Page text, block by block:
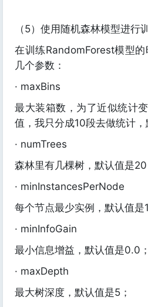
（5）使用随机森林模型进行
在训练RandomForest模型
几个参数：
· maxBins
最大装箱数，为了近似统计
值，我只分成10段去做统计，
· numTrees
森林里有几棵树，默认值是20
· minInstancesPerNode
每个节点最少实例，默认值是1
· minInfoGain
最小信息增益，默认值是0.0；
· maxDepth
最大树深度，默认值是5；